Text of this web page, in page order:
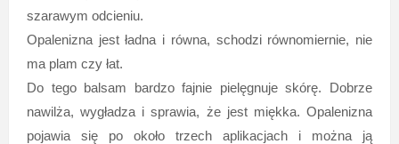
szarawym odcieniu.
Opalenizna jest ładna i równa, schodzi równomiernie, nie
ma plam czy łat.
Do tego balsam bardzo fajnie pielęgnuje skórę. Dobrze
nawilża, wygładza i sprawia, że jest miękka. Opalenizna
pojawia się po około trzech aplikacjach i można ją